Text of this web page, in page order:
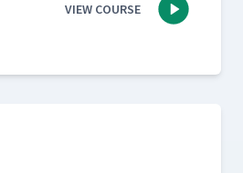
VIEW COURSE